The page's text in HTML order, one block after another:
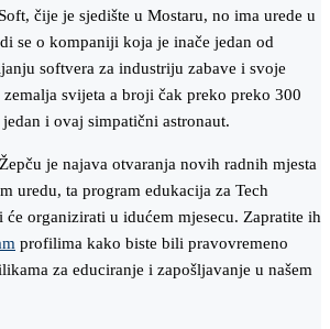
čije je sjedište u Mostaru, no ima urede u
se o kompaniji koja je inače jedan od
softvera za industriju zabave i svoje
svijeta a broji čak preko preko 300
i ovaj simpatični astronaut.
je najava otvaranja novih radnih mjesta
uredu, ta program edukacija za Tech
će organizirati u idućem mjesecu. Zapratite ih
profilima kako biste bili pravovremeno
za educiranje i zapošljavanje u našem